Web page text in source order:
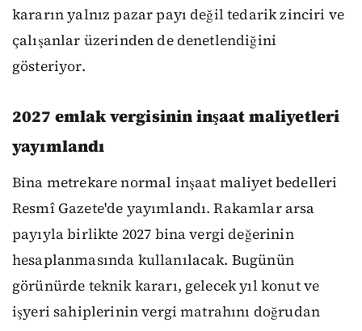
kararın yalnız pazar payı değil tedarik zinciri ve
çalışanlar üzerinden de denetlendiğini
gösteriyor.
2027 emlak vergisinin inşaat maliyetleri
yayımlandı
Bina metrekare normal inşaat maliyet bedelleri
Resmî Gazete'de yayımlandı. Rakamlar arsa
payıyla birlikte 2027 bina vergi değerinin
hesaplanmasında kullanılacak. Bugünün
görünürde teknik kararı, gelecek yıl konut ve
işyeri sahiplerinin vergi matrahını doğrudan